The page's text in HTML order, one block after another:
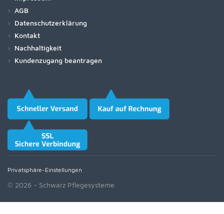
AGB
Datenschutzerklärung
Kontakt
Nachhaltigkeit
Kundenzugang beantragen
Privatsphäre-Einstellungen
© 2026 - Schwarz Pflegesysteme